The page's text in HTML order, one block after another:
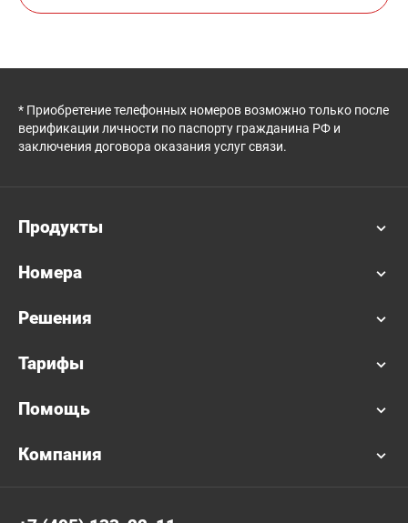
* Приобретение телефонных номеров возможно только после
верификации личности по паспорту гражданина РФ и
заключения договора оказания услуг связи.
Продукты
Номера
Решения
Тарифы
Помощь
Компания